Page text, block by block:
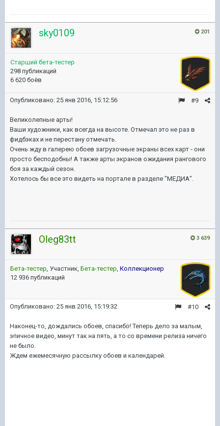
201
sky0109
Старший бета-тестер
298 публикаций
6 620 боёв
#9
Опубликовано: 25 янв 2016, 15:12:56
Великолепные арты!
Ваши художники, как всегда на высоте. Отмечал это не раз в
фидбэках и не перестану отмечать.
Очень жду в галерею обоев загрузочные экраны всех карт - они
просто бесподобны! А также арты экранов ожидания рангового
боя за каждый сезон.
Хотелось бы все это видеть на портале в разделе "МЕДИА".
3 639
Oleg83tt
Бета-тестер, Участник, Бета-тестер, Коллекционер
12 936 публикаций
#10
Опубликовано: 25 янв 2016, 15:19:32
Наконец-то, дождались обоев, спасибо! Теперь дело за малым,
эпичное видео, минут так на пять, а то со времени релиза ничего
не было.
Ждем ежемесячную рассылку обоев и календарей.